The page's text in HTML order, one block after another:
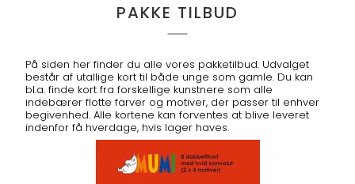
PAKKE TILBUD
På siden her finder du alle vores pakketilbud. Udvalget
består af utallige kort til både unge som gamle. Du kan
bl.a. finde kort fra forskellige kunstnere som alle
indebærer flotte farver og motiver, der passer til enhver
begivenhed. Alle kortene kan forventes at blive leveret
indenfor få hverdage, hvis lager haves.